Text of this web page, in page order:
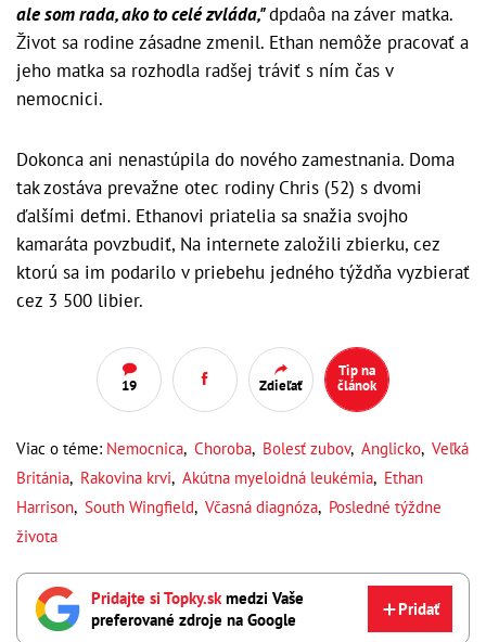
ale som rada, ako to celé zvláda,"dpdaôa na záver matka.
Život sa rodine zásadne zmenil. Ethan nemôže pracovať a
jeho matka sa rozhodla radšej tráviť s ním čas v
nemocnici.
Dokonca ani nenastúpila do nového zamestnania. Doma
tak zostáva prevažne otec rodiny Chris (52) s dvomi
ďalšími deťmi. Ethanovi priatelia sa snažia svojho
kamaráta povzbudiť, Na internete založili zbierku, cez
ktorú sa im podarilo v priebehu jedného týždňa vyzbierať
cez 3 500 libier.
19 Zdieľať
Tip na
článok
Viac o téme: Nemocnica, Choroba, Bolesť zubov, Anglicko, Veľká
Británia, Rakovina krvi, Akútna myeloidná leukémia, Ethan
Harrison, South Wingfield, Včasná diagnóza, Posledné týždne
života
Pridajte si Topky.sk medzi Vaše
preferované zdroje na Google
Pridať